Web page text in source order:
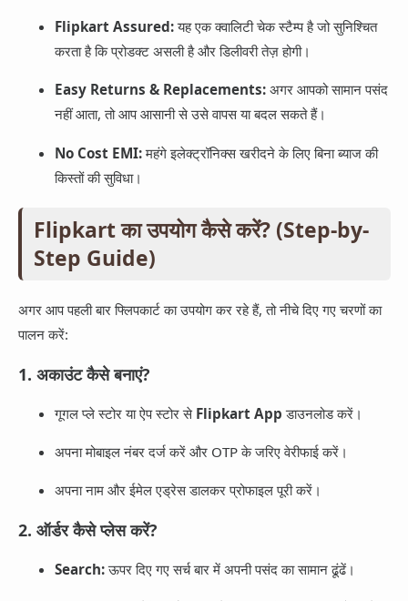
Flipkart Assured:यह एक क्वालिटी चेक स्टैम्प है जो सुनिश्चित
करता है कि प्रोडक्ट असली है और डिलीवरी तेज़ होगी।
Easy Returns & Replacements:अगर आपको सामान पसंद
नहीं आता, तो आप आसानी से उसे वापस या बदल सकते हैं।
No Cost EMI:महंगे इलेक्ट्रॉनिक्स खरीदने के लिए बिना ब्याज की
किस्तों की सुविधा।
Flipkart का उपयोग कैसे करें? (Step-by-
Step Guide)
अगर आप पहली बार फ्लिपकार्ट का उपयोग कर रहे हैं, तो नीचे दिए गए चरणों का
पालन करें:
1. अकाउंट कैसे बनाएं?
गूगल प्ले स्टोर या ऐप स्टोर से Flipkart App डाउनलोड करें।
अपना मोबाइल नंबर दर्ज करें और OTP के जरिए वेरीफाई करें।
अपना नाम और ईमेल एड्रेस डालकर प्रोफाइल पूरी करें।
2. ऑर्डर कैसे प्लेस करें?
Search:ऊपर दिए गए सर्च बार में अपनी पसंद का सामान ढूंढें।